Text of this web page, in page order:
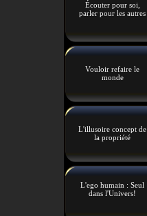
Écouter pour soi,
parler pour les autres
Vouloir refaire le
monde
L'illusoire concept de
la propriété
L'ego humain : Seul
dans l'Univers!